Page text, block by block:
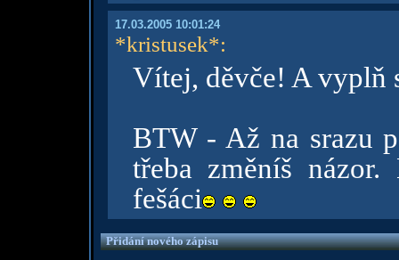
17.03.2005 10:01:24
*kristusek*:
Vítej, děvče! A vyplň
BTW - Až na srazu
třeba změníš
fešáci
Přidání nového zápisu